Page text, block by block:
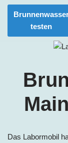
testen
Das Labormobil